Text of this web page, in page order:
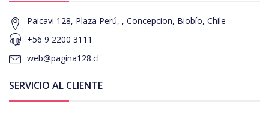
Paicavi 128, Plaza Perú, , Concepcion, Biobío, Chile
+56 9 2200 3111
web@pagina128.cl
SERVICIO AL CLIENTE